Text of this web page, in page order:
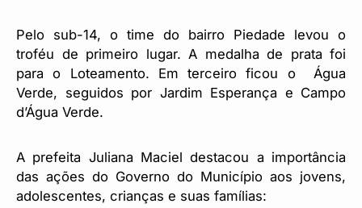
Pelo sub-14, o time do bairro Piedade levou o
troféu de primeiro lugar. A medalha de prata foi
para o Loteamento. Em terceiro ficou o Água
Verde, seguidos por Jardim Esperança e Campo
d’Água Verde.
A prefeita Juliana Maciel destacou a importância
das ações do Governo do Município aos jovens,
adolescentes, crianças e suas famílias: